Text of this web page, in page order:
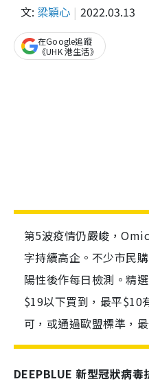
文: 梁穎心 2022.03.13
在Google追蹤
《UHK 港生活》
第5波疫情仍嚴峻，
字持續高企。不少市民
陽性後作每日檢測。精
$19以下買到，最平$10
可，或通過歐盟標準，
DEEPBLUE 新型冠狀病毒